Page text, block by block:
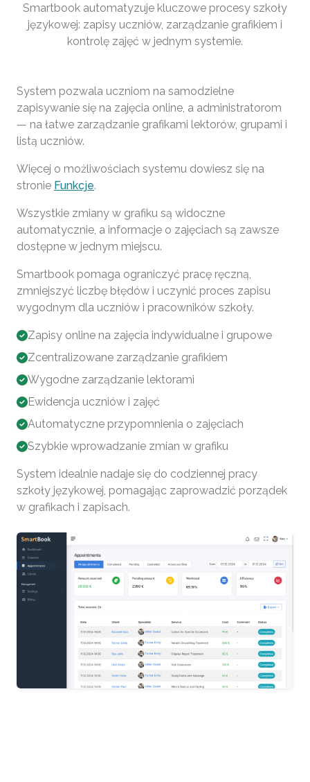
Smartbook automatyzuje kluczowe procesy szkoły
językowej: zapisy uczniów, zarządzanie grafikiem i
kontrolę zajęć w jednym systemie.
System pozwala uczniom na samodzielne
zapisywanie się na zajęcia online, a administratorom
— na łatwe zarządzanie grafikami lektorów, grupami i
listą uczniów.
Więcej o możliwościach systemu dowiesz się na
stronie Funkcje.
Wszystkie zmiany w grafiku są widoczne
automatycznie, a informacje o zajęciach są zawsze
dostępne w jednym miejscu.
Smartbook pomaga ograniczyć pracę ręczną,
zmniejszyć liczbę błędów i uczynić proces zapisu
wygodnym dla uczniów i pracowników szkoły.
Zapisy online na zajęcia indywidualne i grupowe
Zcentralizowane zarządzanie grafikiem
Wygodne zarządzanie lektorami
Ewidencja uczniów i zajęć
Automatyczne przypomnienia o zajęciach
Szybkie wprowadzanie zmian w grafiku
System idealnie nadaje się do codziennej pracy
szkoły językowej, pomagając zaprowadzić porządek
w grafikach i zapisach.